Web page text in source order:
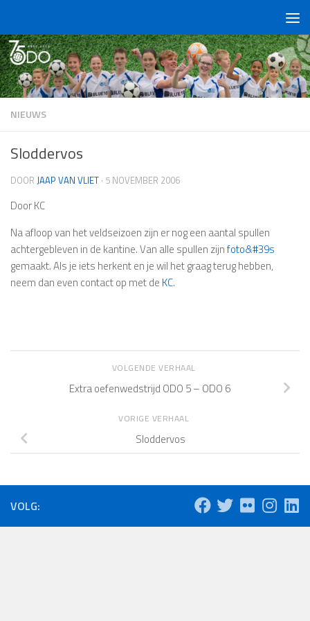
NIEUWS
Sloddervos
DOOR JAAP VAN VLIET · 5 NOVEMBER 2006
Door KC
Na afloop van het veldseizoen zijn er nog een aantal spullen
achtergebleven in de kantine. Van alle spullen zijnfoto&#39s
gemaakt. Als je iets herkent en je wil het graag terug hebben,
neem dan even contact op met de KC.
VOLGENDE VERHAAL
Extra oefenwedstrijd ODO 5 – ODO 6
VORIGE VERHAAL
Sloddervos
VOLG: